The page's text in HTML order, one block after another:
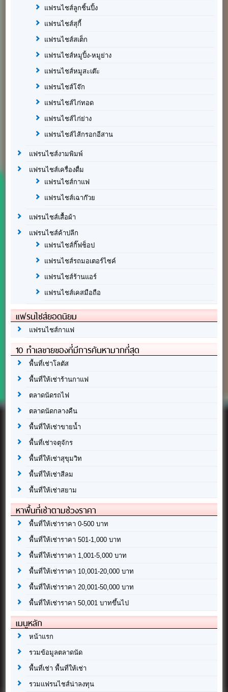
แฟรนไชส์ลูกชิ้นปิ้ง
แฟรนไชส์สุกี้
แฟรนไชส์สเต็ก
แฟรนไชส์หมูปิ้ง-หมูย่าง
แฟรนไชส์หมูสะเต๊ะ
แฟรนไชส์โจ๊ก
แฟรนไชส์ไก่ทอด
แฟรนไชส์ไก่ย่าง
แฟรนไชส์ไส้กรอกอีสาน
แฟรนไชส์งามพิมพ์
แฟรนไชส์เครื่องดื่ม
แฟรนไชส์กาแฟ
แฟรนไชส์เฉาก๊วย
แฟรนไชส์เสื้อผ้า
แฟรนไชส์ค้าปลีก
แฟรนไชส์กิ๊ฟช็อป
แฟรนไชส์รถมอเตอร์ไซค์
แฟรนไชส์ร้านแอร์
แฟรนไชส์เคสมือถือ
แฟรนไชส์ยอดนิยม
แฟรนไชส์กาแฟ
10 ทำเลขายของที่มีการค้นหามากที่สุด
พื้นที่เช่าโลตัส
พื้นที่ให้เช่าร้านกาแฟ
ตลาดนัดรถไฟ
ตลาดนัดกลางคืน
พื้นที่ให้เช่าขายน้ำ
พื้นที่เช่าจตุจักร
พื้นที่ให้เช่าสุขุมวิท
พื้นที่ให้เช่าสีลม
พื้นที่ให้เช่าสยาม
หาพื้นที่เช่าตามช่วงราคา
พื้นที่ให้เช่าราคา 0-500 บาท
พื้นที่ให้เช่าราคา 501-1,000 บาท
พื้นที่ให้เช่าราคา 1,001-5,000 บาท
พื้นที่ให้เช่าราคา 10,001-20,000 บาท
พื้นที่ให้เช่าราคา 20,001-50,000 บาท
พื้นที่ให้เช่าราคา 50,001 บาทขึ้นไป
เมนูหลัก
หน้าแรก
รวมข้อมูลตลาดนัด
พื้นที่เช่า พื้นที่ให้เช่า
รวมแฟรนไชส์น่าลงทุน